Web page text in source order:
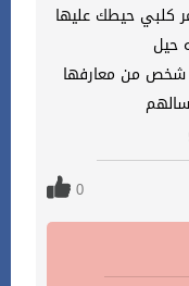
كلبي حيطك عليها
حيل
من معارفها
0